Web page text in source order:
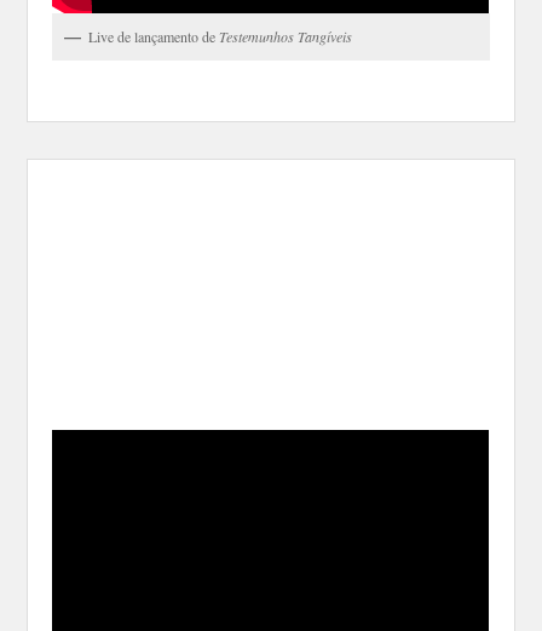
Live de lançamento de Testemunhos Tangíveis